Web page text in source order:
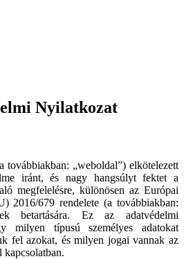
Nyilatkozat
továbbiakban: „weboldal”) elkötelezett
iránt, és nagy hangsúlyt fektet a
megfelelésre, különösen az Európai
2016/679 rendelete (a továbbiakban:
betartására. Ez az adatvédelmi
milyen típusú személyes adatokat
fel azokat, és milyen jogai vannak az
kapcsolatban.